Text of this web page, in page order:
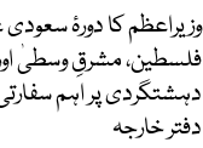
وزیراعظم کا دورۂ
فلسطین، مشرقِ وسطیٰ
دہشتگردی پر اہم
دفتر خارجہ